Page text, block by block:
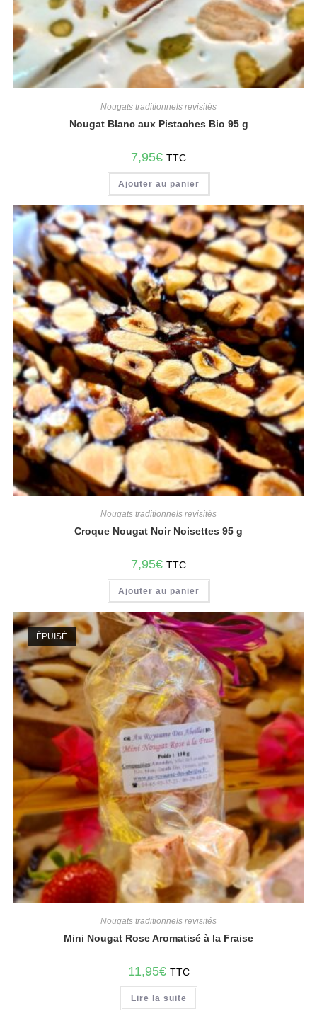
Nougats traditionnels revisités
Nougat Blanc aux Pistaches Bio 95 g
7,95€ TTC
Ajouter au panier
Nougats traditionnels revisités
Croque Nougat Noir Noisettes 95 g
7,95€ TTC
Ajouter au panier
ÉPUISÉ
Nougats traditionnels revisités
Mini Nougat Rose Aromatisé à la Fraise
11,95€ TTC
Lire la suite